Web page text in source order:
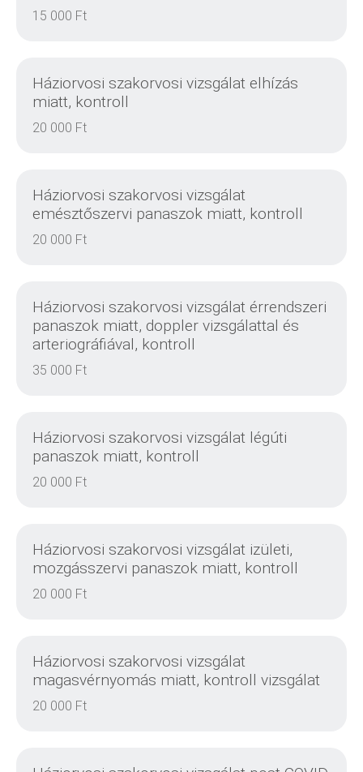
15 000 Ft
Háziorvosi szakorvosi vizsgálat elhízás
miatt, kontroll
20 000 Ft
Háziorvosi szakorvosi vizsgálat
emésztőszervi panaszok miatt, kontroll
20 000 Ft
Háziorvosi szakorvosi vizsgálat érrendszeri
panaszok miatt, doppler vizsgálattal és
arteriográfiával, kontroll
35 000 Ft
Háziorvosi szakorvosi vizsgálat légúti
panaszok miatt, kontroll
20 000 Ft
Háziorvosi szakorvosi vizsgálat izületi,
mozgásszervi panaszok miatt, kontroll
20 000 Ft
Háziorvosi szakorvosi vizsgálat
magasvérnyomás miatt, kontroll vizsgálat
20 000 Ft